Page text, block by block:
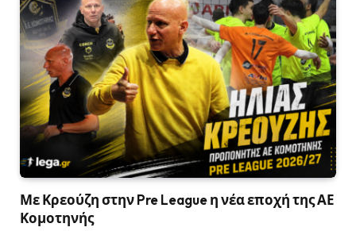
Με Κρεούζη στην Pre League η νέα εποχή της ΑΕ
Κομοτηνής